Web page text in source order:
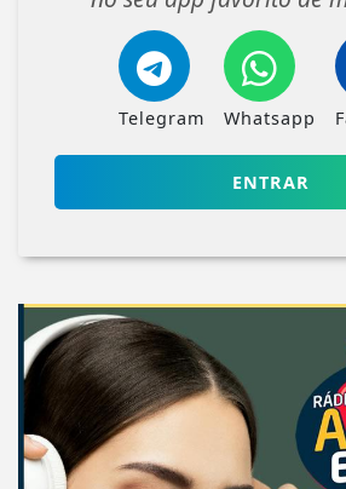
Telegram Whatsapp
ENTRAR